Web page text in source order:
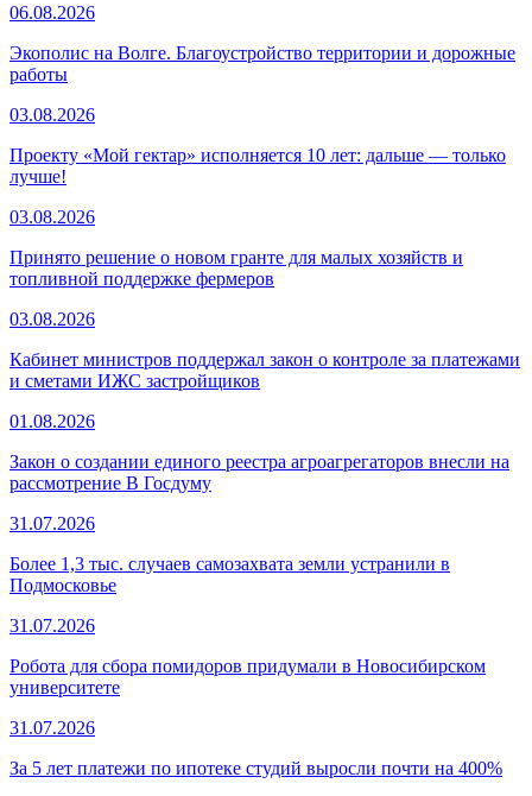
06.08.2026
Экополис на Волге. Благоустройство территории и дорожные
работы
03.08.2026
Проекту «Мой гектар» исполняется 10 лет: дальше — только
лучше!
03.08.2026
Принято решение о новом гранте для малых хозяйств и
топливной поддержке фермеров
03.08.2026
Кабинет министров поддержал закон о контроле за платежами
и сметами ИЖС застройщиков
01.08.2026
Закон о создании единого реестра агроагрегаторов внесли на
рассмотрение В Госдуму
31.07.2026
Более 1,3 тыс. случаев самозахвата земли устранили в
Подмосковье
31.07.2026
Робота для сбора помидоров придумали в Новосибирском
университете
31.07.2026
За 5 лет платежи по ипотеке студий выросли почти на 400%